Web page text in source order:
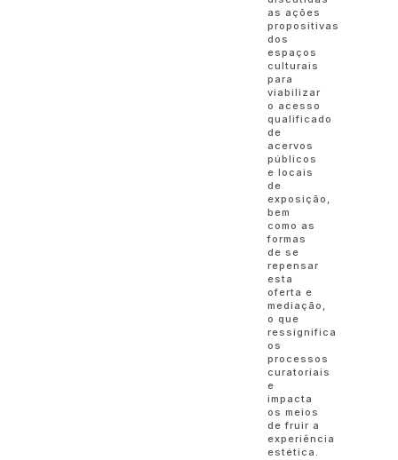
as ações
propositivas
dos
espaços
culturais
para
viabilizar
o acesso
qualificado
de
acervos
públicos
e locais
de
exposição,
bem
como as
formas
de se
repensar
esta
oferta e
mediação,
o que
ressignifica
os
processos
curatoriais
e
impacta
os meios
de fruir a
experiência
estética.